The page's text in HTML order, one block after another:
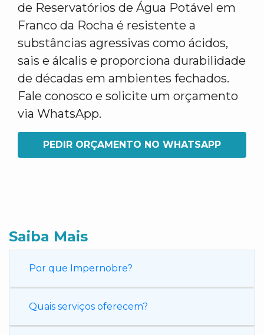
de Reservatórios de Água Potável em
Franco da Rocha é resistente a
substâncias agressivas como ácidos,
sais e álcalis e proporciona durabilidade
de décadas em ambientes fechados.
Fale conosco e solicite um orçamento
via WhatsApp.
PEDIR ORÇAMENTO NO WHATSAPP
Saiba Mais
Por que Impernobre?
Quais serviços oferecem?